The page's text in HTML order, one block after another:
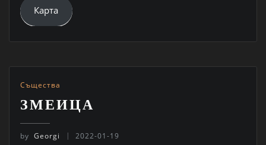
Карта
Същества
ЗМЕИЦА
by Georgi 2022-01-19